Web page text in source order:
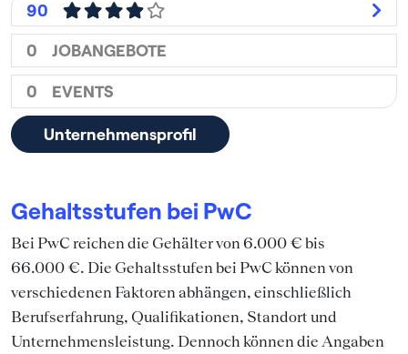
90
0 JOBANGEBOTE
0 EVENTS
Unternehmensprofil
Gehaltsstufen bei PwC
Bei PwC reichen die Gehälter von 6.000 € bis
66.000 €. Die Gehaltsstufen bei PwC können von
verschiedenen Faktoren abhängen, einschließlich
Berufserfahrung, Qualifikationen, Standort und
Unternehmensleistung. Dennoch können die Angaben